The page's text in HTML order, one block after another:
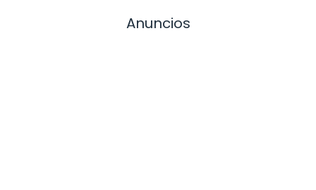
Anuncios